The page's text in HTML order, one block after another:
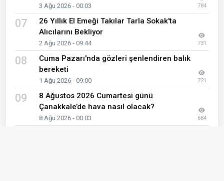
3 Ağu 2026 - 00:03 784
07
26 Yıllık El Emeği Takılar Tarla Sokak'ta
Alıcılarını Bekliyor
2 Ağu 2026 - 09:44 731
08
Cuma Pazarı'nda gözleri şenlendiren balık
bereketi
1 Ağu 2026 - 09:00 721
09
8 Ağustos 2026 Cumartesi günü
Çanakkale’de hava nasıl olacak?
8 Ağu 2026 - 00:03 684